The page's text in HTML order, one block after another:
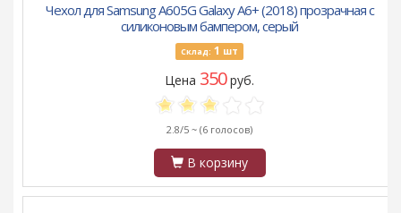
Чехол для Samsung A605G Galaxy A6+ (2018) прозрачная с
силиконовым бампером, серый
Склад: 1 шт
Цена 350руб.
2.8/5 ~ (6 голосов)
В корзину